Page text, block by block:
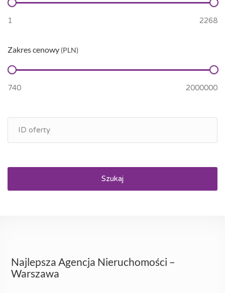
Zakres cenowy (PLN)
Szukaj
Najlepsza Agencja Nieruchomości –
Warszawa